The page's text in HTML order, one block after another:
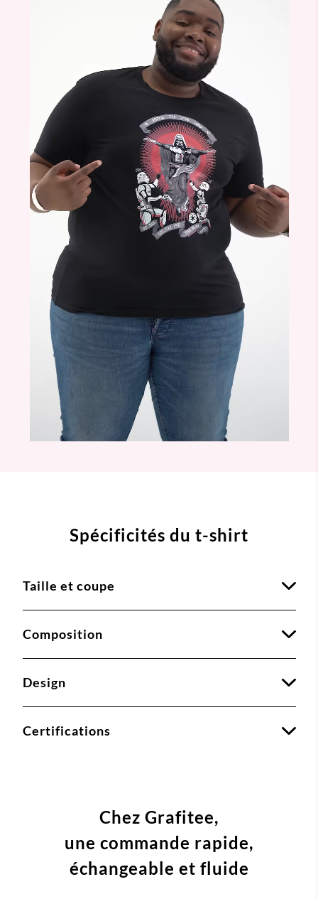
Spécificités du t-shirt
Taille et coupe
Composition
Design
Certifications
Chez Grafitee,
une commande rapide,
échangeable et fluide